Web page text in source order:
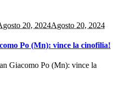
20, 2024Agosto 20, 2024
Po (Mn): vince la cinofilia!